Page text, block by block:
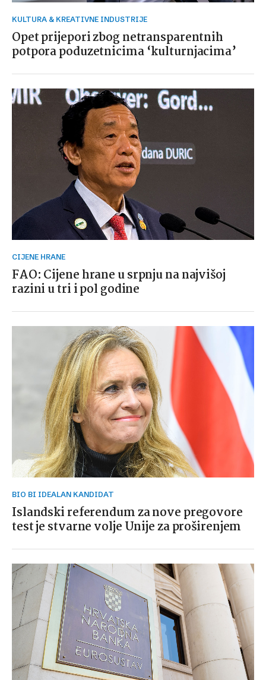
KULTURA & KREATIVNE INDUSTRIJE
Opet prijepori zbog netransparentnih
potpora poduzetnicima ‘kulturnjacima’
CIJENE HRANE
FAO: Cijene hrane u srpnju na najvišoj
razini u tri i pol godine
BIO BI IDEALAN KANDIDAT
Islandski referendum za nove pregovore
test je stvarne volje Unije za proširenjem